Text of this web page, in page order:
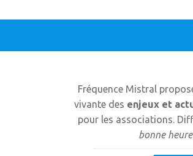
Fréquence Mistral
vivante des enjeux et
pour les associations.
bonne heure